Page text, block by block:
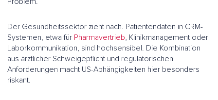
Der Gesundheitssektor zieht nach. Patientendaten in CRM-
Systemen, etwa für Pharmavertrieb, Klinikmanagement oder
Laborkommunikation, sind hochsensibel. Die Kombination
aus ärztlicher Schweigepflicht und regulatorischen
Anforderungen macht US-Abhängigkeiten hier besonders
riskant.